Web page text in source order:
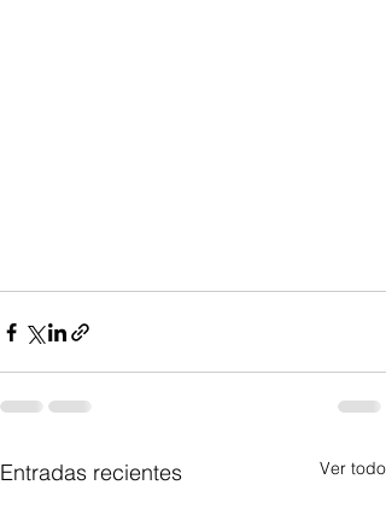
Entradas recientes Ver todo